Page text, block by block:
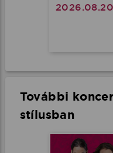
2026.08.20
További
stílusban